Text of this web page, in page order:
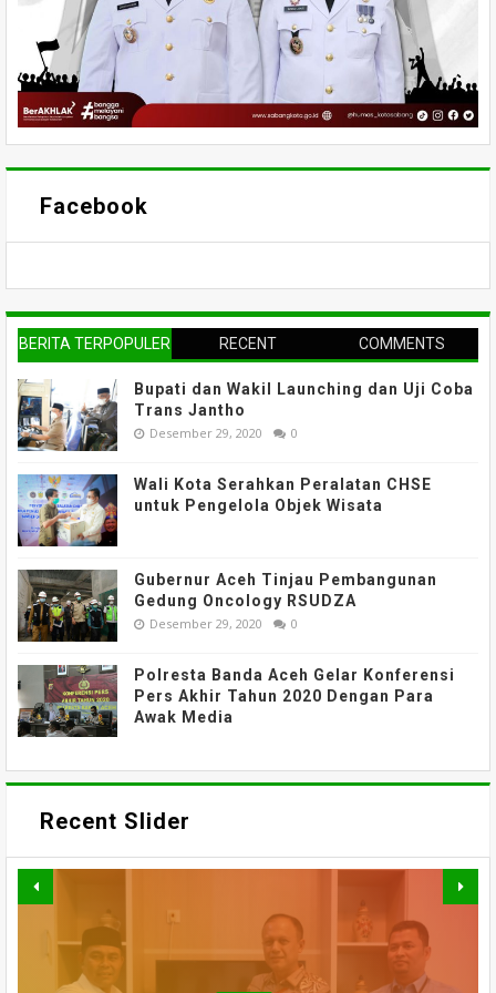
Facebook
BERITA TERPOPULER RECENT COMMENTS
Bupati dan Wakil Launching dan Uji Coba
Trans Jantho
Desember 29, 2020 0
Wali Kota Serahkan Peralatan CHSE
untuk Pengelola Objek Wisata
Gubernur Aceh Tinjau Pembangunan
Gedung Oncology RSUDZA
Desember 29, 2020 0
Polresta Banda Aceh Gelar Konferensi
Pers Akhir Tahun 2020 Dengan Para
Awak Media
Recent Slider
GEBYAR KAMPUNG MERAH
PERKUAT AKSES DAN
MOBILITAS MASYARAKAT,
TAK HANYA BANGUN JALAN,
SATGAS TMMD KODIM